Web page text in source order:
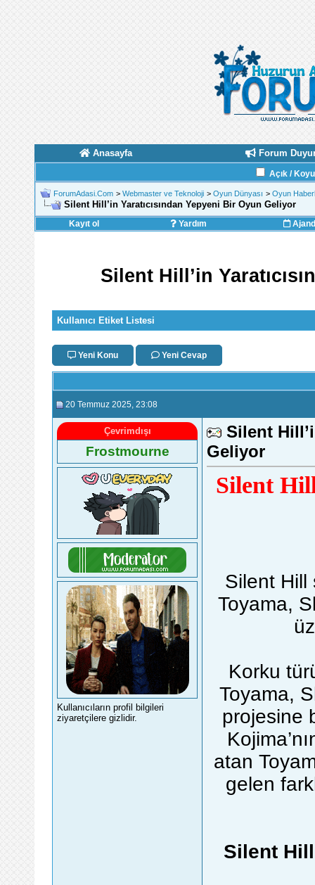
Anasayfa Forum
Açık /
ForumAdasi.Com > Webmaster ve Teknoloji > Oyun Dünyası > Oyun
Silent Hill’in Yaratıcısından Yepyeni Bir Oyun Geliyor
Kayıt ol Yardım
Silent Hill’in
Kullanıcı Etiket Listesi
Yeni Konu Yeni Cevap
20 Temmuz 2025 , 23:08
Çevrimdışı
Frostmourne
Kullanıcıların profil bilgileri
ziyaretçilere gizlidir.
Silent
Geliyor
Silent
Silent Hill
Toyama,
Korku
Toyama,
projesine
atan
gelen
Silent Hill